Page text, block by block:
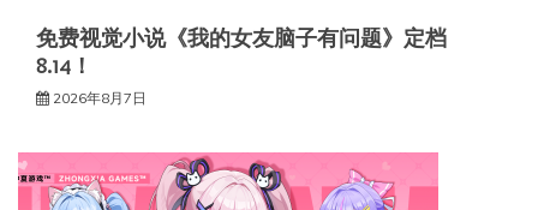
免费视觉小说《我的女友脑子有问题》定档
8.14！
2026年8月7日